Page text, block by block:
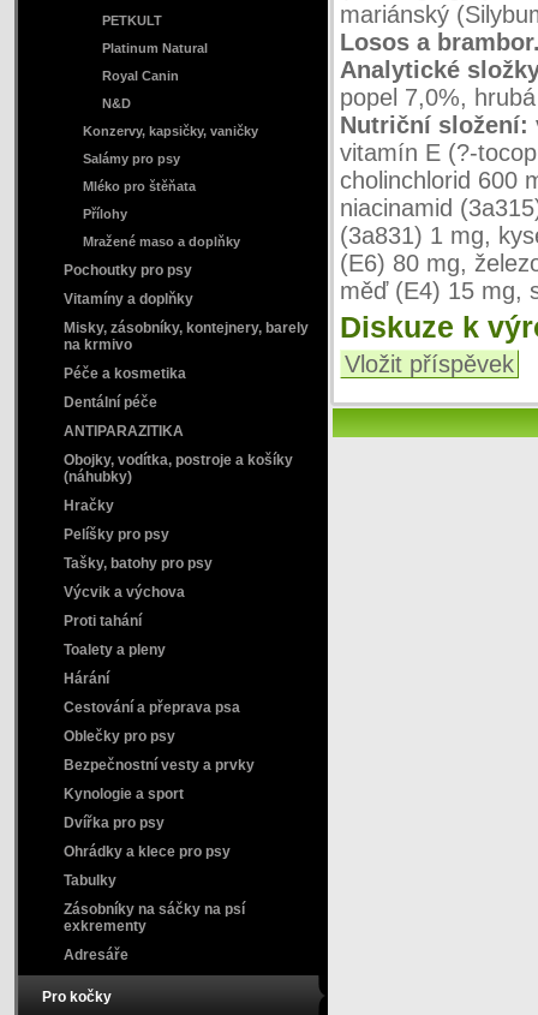
mariánský
Losos a
Analytické
popel 7,0%,
Nutriční složení:
vitamín E (?-
cholinchlorid 600
niacinamid
(3a831) 1 mg,
(E6) 80 mg,
měď (E4) 15 mg,
Diskuze k
Vložit příspěvek
PETKULT
Platinum Natural
Royal Canin
N&D
Konzervy, kapsičky, vaničky
Salámy pro psy
Mléko pro štěňata
Přílohy
Mražené maso a doplňky
Pochoutky pro psy
Vitamíny a doplňky
Misky, zásobníky, kontejnery, barely
na krmivo
Péče a kosmetika
Dentální péče
ANTIPARAZITIKA
Obojky, vodítka, postroje a košíky
(náhubky)
Hračky
Pelíšky pro psy
Tašky, batohy pro psy
Výcvik a výchova
Proti tahání
Toalety a pleny
Hárání
Cestování a přeprava psa
Oblečky pro psy
Bezpečnostní vesty a prvky
Kynologie a sport
Dvířka pro psy
Ohrádky a klece pro psy
Tabulky
Zásobníky na sáčky na psí
exkrementy
Adresáře
Pro kočky